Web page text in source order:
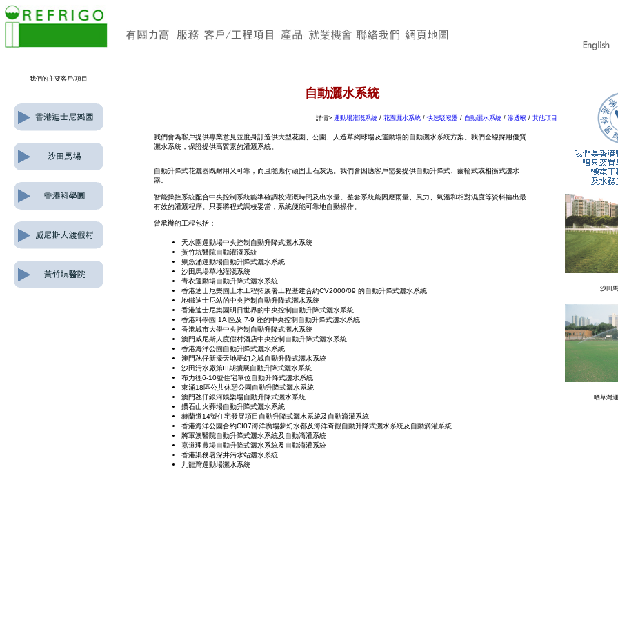
自動灑水系統
詳情> 運動場灌溉系統 / 花園灑水系統 /快速駁喉器 / 自動灑水系統 / 滲透喉 / 其他項目
我們會為客戶提供專業意見並度身訂造供大型花園、公園、人造草網球場及運動場的自動灑水系統方案。我們全線採用優質
灑水系統，保證提供高質素的灌溉系統。
自動升降式花灑器既耐用又可靠，而且能應付頑固土石灰泥。我們會因應客戶需要提供自動升降式、齒輪式或相衝式灑水
器。
智能操控系統配合中央控制系統能準確調校灌溉時間及出水量。整套系統能因應雨量、風力、氣溫和相對濕度等資料輸出最
有效的灌溉程序。只要將程式調校妥當，系統便能可靠地自動操作。
曾承辦的工程包括：
天水圍運動場中央控制自動升降式灑水系統
黃竹坑醫院自動灌溉系統
鲗魚涌運動場自動升降式灑水系統
沙田馬場草地灌溉系統
青衣運動場自動升降式灑水系統
香港迪士尼樂園土木工程拓展署工程基建合約CV2000/09 的自動升降式灑水系統
地鐵迪士尼站的中央控制自動升降式灑水系統
香港迪士尼樂園明日世界的中央控制自動升降式灑水系統
香港科學園 1A 區及 7-9 座的中央控制自動升降式灑水系統
香港城市大學中央控制自動升降式灑水系統
澳門威尼斯人度假村酒店中央控制自動升降式灑水系統
香港海洋公園自動升降式灑水系統
澳門氹仔新濠天地夢幻之城自動升降式灑水系統
沙田污水廠第III期擴展自動升降式灑水系統
布力徑6-10號住宅單位自動升降式灑水系統
東涌18區公共休憩公園自動升降式灑水系統
澳門氹仔銀河娛樂場自動升降式灑水系統
鑽石山火葬場自動升降式灑水系統
赫蘭道14號住宅發展項目自動升降式灑水系統及自動滴灌系統
香港海洋公園合約CI07海洋廣場夢幻水都及海洋奇觀自動升降式灑水系統及自動滴灌系統
將軍澳醫院自動升降式灑水系統及自動滴灌系統
嘉道理農場自動升降式灑水系統及自動滴灌系統
香港渠務署深井污水站灑水系統
九龍灣運動場灑水系統
我們的主要客戶/項目
沙田
晒草灣